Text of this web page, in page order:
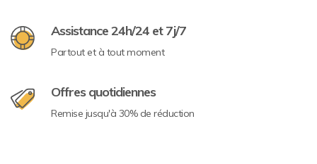
Assistance 24h/24 et 7j/7
Partout et à tout moment
Offres quotidiennes
Remise jusqu'à 30% de réduction